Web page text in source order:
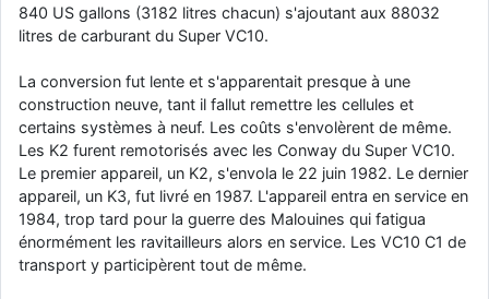
840 US gallons (3182 litres chacun) s'ajoutant aux 88032
litres de carburant du Super VC10.
La conversion fut lente et s'apparentait presque à une
construction neuve, tant il fallut remettre les cellules et
certains systèmes à neuf. Les coûts s'envolèrent de même.
Les K2 furent remotorisés avec les Conway du Super VC10.
Le premier appareil, un K2, s'envola le 22 juin 1982. Le dernier
appareil, un K3, fut livré en 1987. L'appareil entra en service en
1984, trop tard pour la guerre des Malouines qui fatigua
énormément les ravitailleurs alors en service. Les VC10 C1 de
transport y participèrent tout de même.